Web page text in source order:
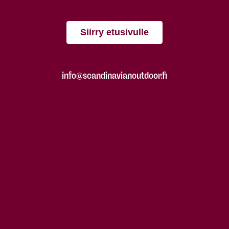
Siirry etusivulle
info@scandinavianoutdoor.fi